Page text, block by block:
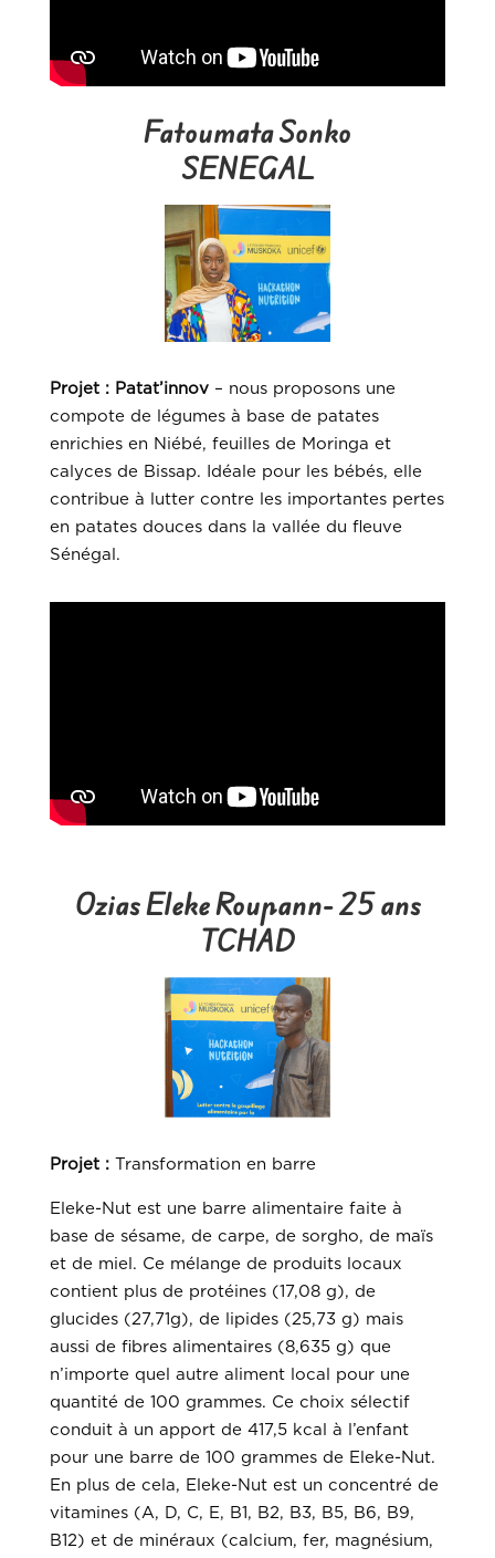
Fatoumata Sonko
SENEGAL
Projet : Patat’innov– nous proposons une
compote de légumes à base de patates
enrichies en Niébé, feuilles de Moringa et
calyces de Bissap. Idéale pour les bébés, elle
contribue à lutter contre les importantes pertes
en patates douces dans la vallée du fleuve
Sénégal.
Ozias Eleke Roupann- 25 ans
TCHAD
Projet :Transformation en barre
Eleke-Nut est une barre alimentaire faite à
base de sésame, de carpe, de sorgho, de maïs
et de miel. Ce mélange de produits locaux
contient plus de protéines (17,08 g), de
glucides (27,71g), de lipides (25,73 g) mais
aussi de fibres alimentaires (8,635 g) que
n’importe quel autre aliment local pour une
quantité de 100 grammes. Ce choix sélectif
conduit à un apport de 417,5 kcal à l’enfant
pour une barre de 100 grammes de Eleke-Nut.
En plus de cela, Eleke-Nut est un concentré de
vitamines (A, D, C, E, B1, B2, B3, B5, B6, B9,
B12) et de minéraux (calcium, fer, magnésium,